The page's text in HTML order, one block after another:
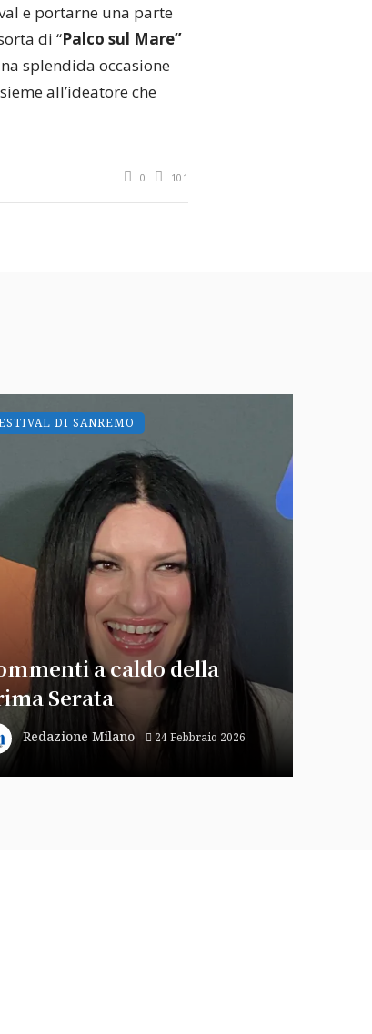
e portarne una parte
di “Palco sul Mare”
splendida occasione
all’ideatore che
0 101
a caldo della
Serata
Redazione Milano 24 Febbraio 2026
DI SANREMO